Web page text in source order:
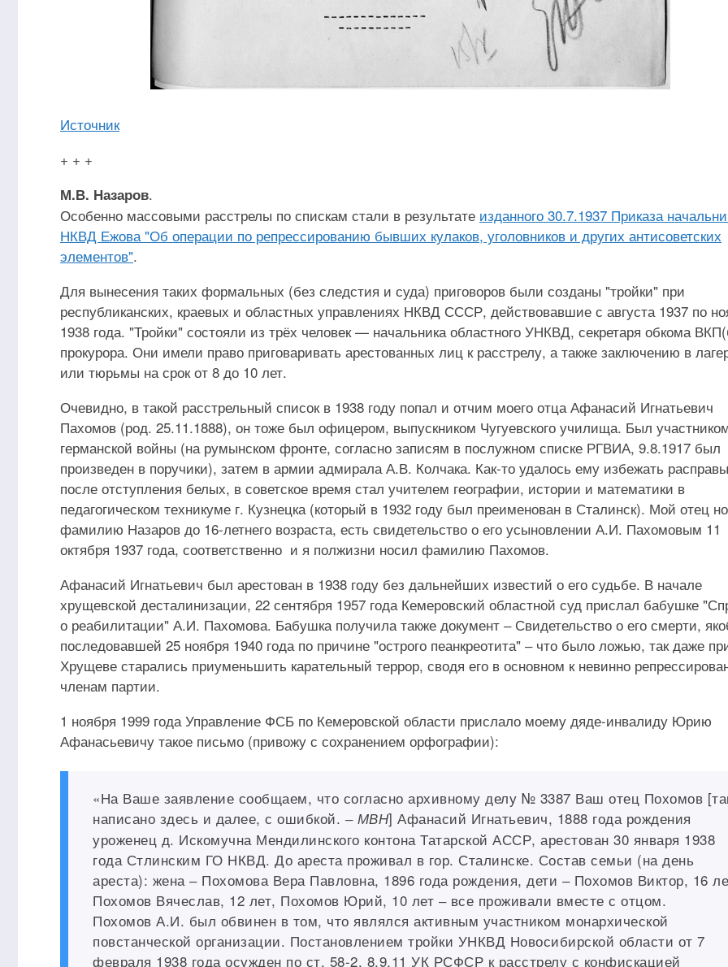
Источник
+ + +
М.В. Назаров.
Особенно массовыми расстрелы по спискам стали в результате изданного 30.7.1937 Приказа
НКВД Ежова "Об операции по репрессированию бывших кулаков, уголовников и других антисоветских
элементов".
Для вынесения таких формальных (без следстия и суда) приговоров были созданы "тройки" при
республиканских, краевых и областных управлениях НКВД СССР, действовавшие с августа 1937 по
1938 года. "Тройки" состояли из трёх человек — начальника областного УНКВД, секретаря обкома
прокурора. Они имели право приговаривать арестованных лиц к расстрелу, а также заключению в
или тюрьмы на срок от 8 до 10 лет.
Очевидно, в такой расстрельный список в 1938 году попал и отчим моего отца Афанасий Игнатьевич
Пахомов (род. 25.11.1888), он тоже был офицером, выпускником Чугуевского училища. Был
германской войны (на румынском фронте, согласно записям в послужном списке РГВИА, 9.8.1917 был
произведен в поручики), затем в армии адмирала А.В. Колчака. Как-то удалось ему избежать расправы
после отступления белых, в советское время стал учителем географии, истории и математики в
педагогическом техникуме г. Кузнецка (который в 1932 году был преименован в Сталинск). Мой отец
фамилию Назаров до 16-летнего возраста, есть свидетельство о его усыновлении А.И. Пахомовым 11
октября 1937 года, соответственно и я полжизни носил фамилию Пахомов.
Афанасий Игнатьевич был арестован в 1938 году без дальнейших известий о его судьбе. В начале
хрущевской десталинизации, 22 сентября 1957 года Кемеровский областной суд прислал бабушке
о реабилитации" А.И. Пахомова. Бабушка получила также документ ‒ Свидетельство о его смерти,
последовавшей 25 ноября 1940 года по причине "острого пеанкреотита" ‒ что было ложью, так даже
Хрущеве старались приуменьшить карательный террор, сводя его в основном к невинно
членам партии.
1 ноября 1999 года Управление ФСБ по Кемеровской области прислало моему дяде-инвалиду Юрию
Афанасьевичу такое письмо (привожу с сохранением орфографии):
«На Ваше заявление сообщаем, что согласно архивному делу № 3387 Ваш отец Похомов
написано здесь и далее, с ошибкой. ‒ МВН] Афанасий Игнатьевич, 1888 года рождения
уроженец д. Искомучна Мендилинского контона Татарской АССР, арестован 30 января 1938
года Стлинским ГО НКВД. До ареста проживал в гор. Сталинске. Состав семьи (на день
ареста): жена ‒ Похомова Вера Павловна, 1896 года рождения, дети ‒ Похомов Виктор, 16
Похомов Вячеслав, 12 лет, Похомов Юрий, 10 лет ‒ все проживали вместе с отцом.
Похомов А.И. был обвинен в том, что являлся активным участником монархической
повстанческой организации. Постановлением тройки УНКВД Новосибирской области от 7
февраля 1938 года осужден по ст. 58-2, 8,9,11 УК РСФСР к расстрелу с конфискацией